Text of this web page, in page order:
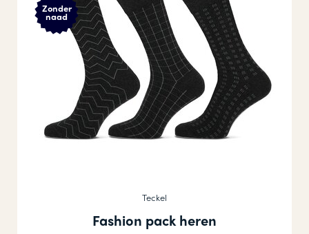
Zonder
naad
Teckel
Fashion pack heren